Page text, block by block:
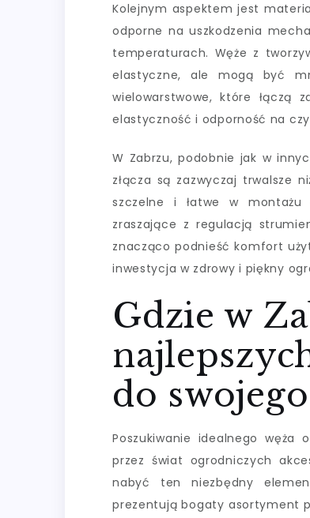
Kolejnym aspektem jest
odporne na uszkodzenia
temperaturach. Węże z
elastyczne, ale mogą być
wielowarstwowe, które łączą
elastyczność i odporność na
W Zabrzu, podobnie jak w
złącza są zazwyczaj trwalsze
szczelne i łatwe w montażu
zraszające z regulacją
znacząco podnieść komfort
inwestycja w zdrowy i piękny
Gdzie w
do
Poszukiwanie idealnego węża
przez świat ogrodniczych
nabyć ten niezbędny
prezentują bogaty asortyment